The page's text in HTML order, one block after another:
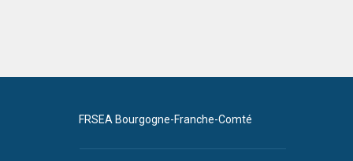
FRSEA Bourgogne-Franche-Comté